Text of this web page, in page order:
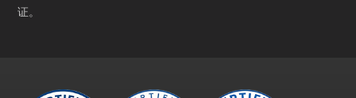
证。